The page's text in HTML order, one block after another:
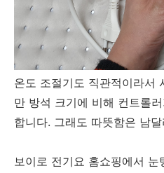
온도 조절기도 직관적이라서
만 방석 크기에 비해 컨트롤
합니다. 그래도 따뜻함은 남달
보이로 전기요 홈쇼핑에서